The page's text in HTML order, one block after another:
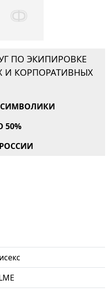
ПО ЭКИПИРОВКЕ
И КОРПОРАТИВНЫХ
СИМВОЛИКИ